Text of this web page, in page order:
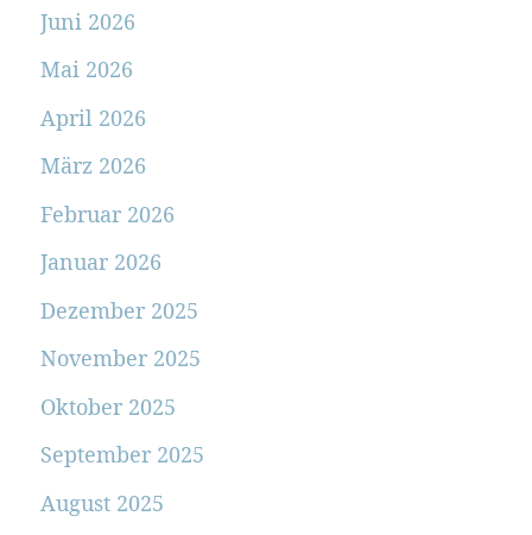
Juni 2026
Mai 2026
April 2026
März 2026
Februar 2026
Januar 2026
Dezember 2025
November 2025
Oktober 2025
September 2025
August 2025